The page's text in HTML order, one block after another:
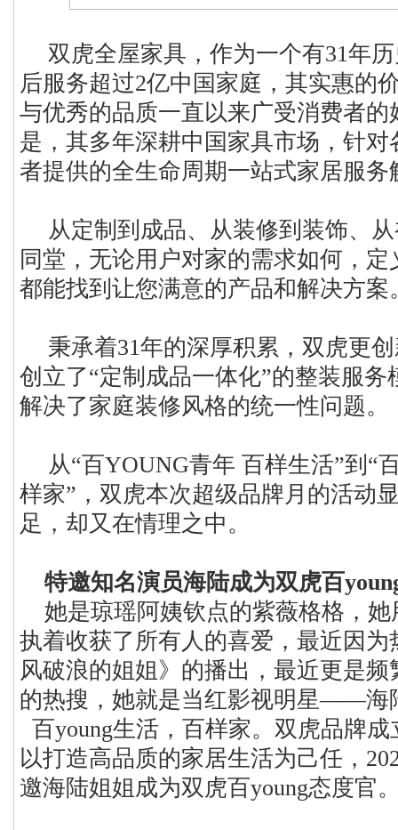
双虎全屋家具，作为一个有31年
后服务超过2亿中国家庭，其实惠的
与优秀的品质一直以来广受消费者的
是，其多年深耕中国家具市场，针
者提供的全生命周期一站式家居服务
从定制到成品、从装修到装饰、
同堂，无论用户对家的需求如何，
都能找到让您满意的产品和解决方案
秉承着31年的深厚积累，双虎更
创立了“定制成品一体化”的整装服务
解决了家庭装修风格的统一性问题。
从“百YOUNG青年 百样生活”到“
样家”，双虎本次超级品牌月的活动
足，却又在情理之中。
特邀知名演员海陆成为双虎百
她是琼瑶阿姨钦点的紫薇格格，
执着收获了所有人的喜爱，最近因为
风破浪的姐姐》的播出，最近更是
的热搜，她就是当红影视明星——海
百young生活，百样家。双虎品牌
以打造高品质的家居生活为己任，
邀海陆姐姐成为双虎百young态度官